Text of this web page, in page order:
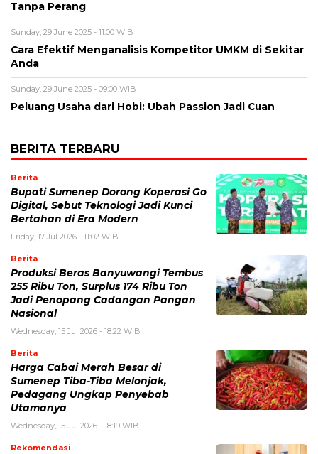
Tanpa Perang
Sunday, 29 June 2025 - 11:00 WIB
Cara Efektif Menganalisis Kompetitor UMKM di Sekitar
Anda
Sunday, 29 June 2025 - 09:00 WIB
Peluang Usaha dari Hobi: Ubah Passion Jadi Cuan
BERITA TERBARU
Berita
Bupati Sumenep Dorong Koperasi Go
Digital, Sebut Teknologi Jadi Kunci
Bertahan di Era Modern
Friday, 17 Jul 2026 - 11:02 WIB
Berita
Produksi Beras Banyuwangi Tembus
255 Ribu Ton, Surplus 174 Ribu Ton
Jadi Penopang Cadangan Pangan
Nasional
Wednesday, 15 Jul 2026 - 18:22 WIB
Berita
Harga Cabai Merah Besar di
Sumenep Tiba-Tiba Melonjak,
Pedagang Ungkap Penyebab
Utamanya
Wednesday, 15 Jul 2026 - 18:19 WIB
Rekomendasi